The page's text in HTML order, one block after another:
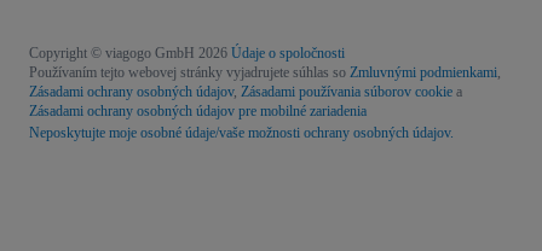
Copyright © viagogo GmbH 2026 Údaje o spoločnosti
Používaním tejto webovej stránky vyjadrujete súhlas so Zmluvnými podmienkami,
Zásadami ochrany osobných údajov, Zásadami používania súborov cookie a
Zásadami ochrany osobných údajov pre mobilné zariadenia
Neposkytujte moje osobné údaje/vaše možnosti ochrany osobných údajov.